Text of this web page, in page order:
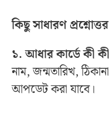
কিছু সাধারণ
১. আধার কার্ডে কী
নাম, জন্মতারিখ,
আপডেট করা যাবে।